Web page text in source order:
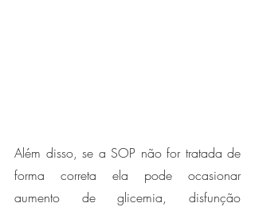
Além disso, se a SOP não for tratada de
forma correta ela pode ocasionar
aumento de glicemia, disfunção